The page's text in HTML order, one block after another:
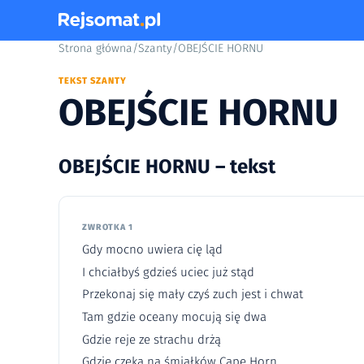
Strona główna/Szanty/OBEJŚCIE HORNU
TEKST SZANTY
OBEJŚCIE HORNU
OBEJŚCIE HORNU – tekst
ZWROTKA 1
Gdy mocno uwiera cię ląd
I chciałbyś gdzieś uciec już stąd
Przekonaj się mały czyś zuch jest i chwat
Tam gdzie oceany mocują się dwa
Gdzie reje ze strachu drżą